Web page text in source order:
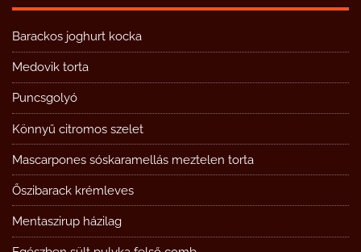
Barackos joghurt kocka
Medovik torta
Puncsgolyó
Könnyű citromos szelet
Mascarpones sóskaramellás meztelen torta
Őszibarack krémleves
Mentaszirup házilag